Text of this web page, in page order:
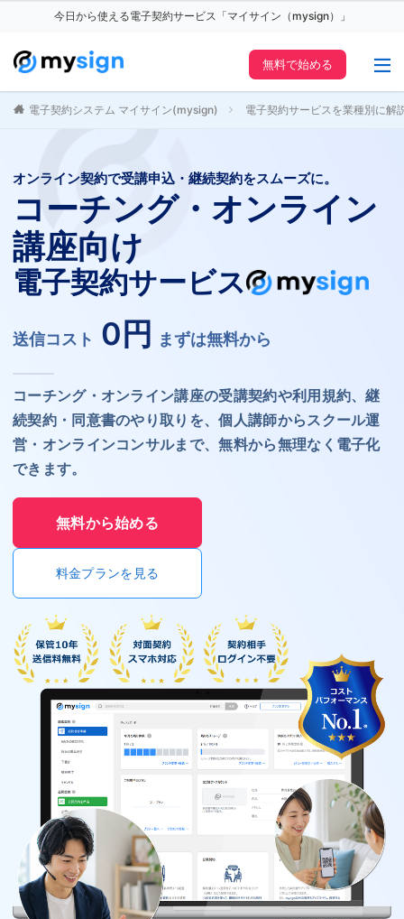
今日から使える電子契約サービス「マイサイン（mysign）」
無料で始める
電子契約システム マイサイン(mysign) 電子契約サービスを業種別に解
オンライン契約で受講申込・継続契約をスムーズに。
コーチング・オンライン
講座向け
電子契約サービス
送信コスト 0円 まずは無料から
コーチング・オンライン講座の受講契約や利用規約、継
続契約・同意書のやり取りを、個人講師からスクール運
営・オンラインコンサルまで、無料から無理なく電子化
できます。
無料から始める
料金プランを見る